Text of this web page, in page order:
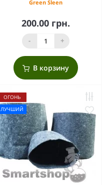
Green Sleen
200.00 грн.
- +
В корзину
ОГОНЬ
ЛУЧШИЙ